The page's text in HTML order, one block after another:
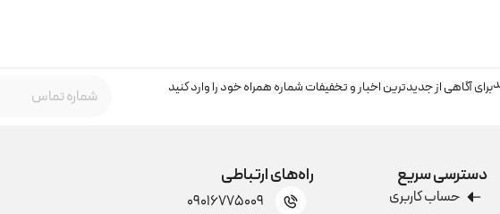
برای آگاهی از جدیدترین اخبار و تخفیفات شماره همراه خود را وارد کنید
دسترسی سریع
حساب کاربری
راه‌های ارتباطی
۰۹۰۱۶۷۷۵۰۰۹